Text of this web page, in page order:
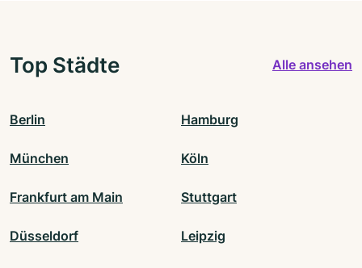
Top Städte Alle ansehen
Berlin Hamburg
München Köln
Frankfurt am Main Stuttgart
Düsseldorf Leipzig